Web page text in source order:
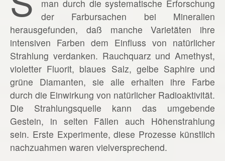
man durch die systematische Erforschung
der Farbursachen bei Mineralien
herausgefunden, daß manche Varietäten ihre
intensiven Farben dem Einfluss von natürlicher
Strahlung verdanken. Rauchquarz und Amethyst,
violetter Fluorit, blaues Salz, gelbe Saphire und
grüne Diamanten, sie alle erhalten ihre Farbe
durch die Einwirkung von natürlicher Radioaktivität.
Die Strahlungsquelle kann das umgebende
Gestein, in selten Fällen auch Höhenstrahlung
sein. Erste Experimente, diese Prozesse künstlich
nachzuahmen waren vielversprechend.